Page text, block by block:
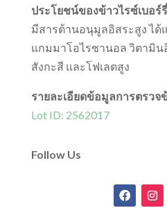
ประโยชน์ของข้าวไรซ์เบอร์รี่
มีสารต้านอนุมูลอิสระสูง ได้
แกมมาโอไรซานอล วิตามิ
สังกะสี และโฟเลตสูง
รายละเอียดข้อมูลการตรวจ
Lot ID: 2562017
Follow Us